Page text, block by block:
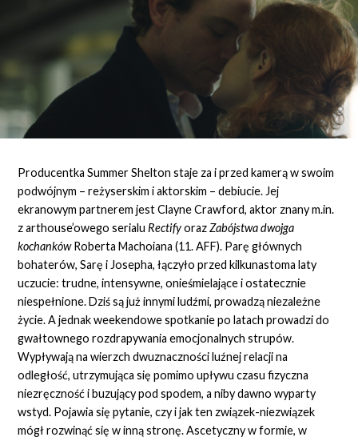
Producentka Summer Shelton staje za i przed kamerą w swoim
podwójnym – reżyserskim i aktorskim – debiucie. Jej
ekranowym partnerem jest Clayne Crawford, aktor znany m.in.
z arthouse’owego serialu RectifyorazZabójstwa dwojga
kochankówRoberta Machoiana (11. AFF). Parę głównych
bohaterów, Sarę i Josepha, łączyło przed kilkunastoma laty
uczucie: trudne, intensywne, onieśmielające i ostatecznie
niespełnione. Dziś są już innymi ludźmi, prowadzą niezależne
życie. A jednak weekendowe spotkanie po latach prowadzi do
gwałtownego rozdrapywania emocjonalnych strupów.
Wypływają na wierzch dwuznaczności luźnej relacji na
odległość, utrzymująca się pomimo upływu czasu fizyczna
niezręczność i buzujący pod spodem, a niby dawno wyparty
wstyd. Pojawia się pytanie, czy i jak ten związek-niezwiązek
mógł rozwinąć się w inną stronę. Ascetyczny w formie, w